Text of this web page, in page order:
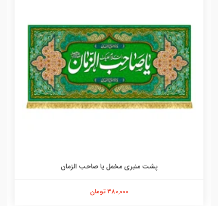
پشت منبری مخمل یا صاحب الزمان
380,000 تومان